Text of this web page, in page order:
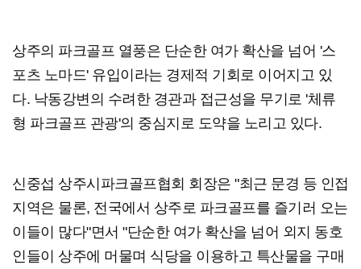
상주의 파크골프 열풍은 단순한 여가 확산을 넘어 '스
포츠 노마드' 유입이라는 경제적 기회로 이어지고 있
다. 낙동강변의 수려한 경관과 접근성을 무기로 '체류
형 파크골프 관광'의 중심지로 도약을 노리고 있다.
신중섭 상주시파크골프협회 회장은 "최근 문경 등 인접
지역은 물론, 전국에서 상주로 파크골프를 즐기러 오는
이들이 많다"면서 "단순한 여가 확산을 넘어 외지 동호
인들이 상주에 머물며 식당을 이용하고 특산물을 구매